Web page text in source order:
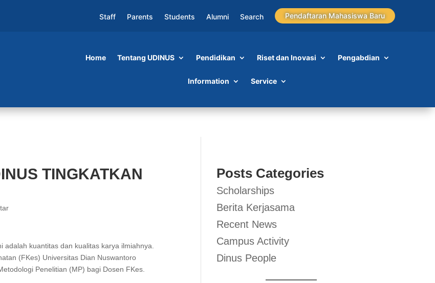
Staff Parents Students Alumni Search Pendaftaran Mahasiswa Baru
Home Tentang UDINUS Pendidikan Riset dan Inovasi Pengabdian
Information Service
TINGKATKAN
kuantitas dan kualitas karya ilmiahnya.
(FKes) Universitas Dian Nuswantoro
Penelitian (MP) bagi Dosen FKes.
Posts Categories
Scholarships
Berita Kerjasama
Recent News
Campus Activity
Dinus People